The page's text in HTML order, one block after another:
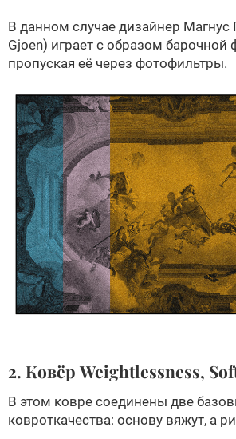
В данном случае дизайнер Магнус
Gjoen) играет с образом барочной
пропуская её через фотофильтры.
2. Ковёр Weightlessness,
В этом ковре соединены две
ковроткачества: основу вяжут, а